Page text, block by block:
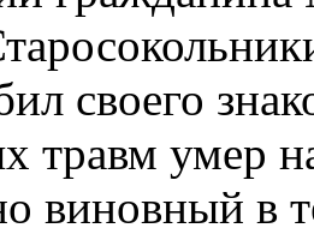
своего
травм умер
виновный в